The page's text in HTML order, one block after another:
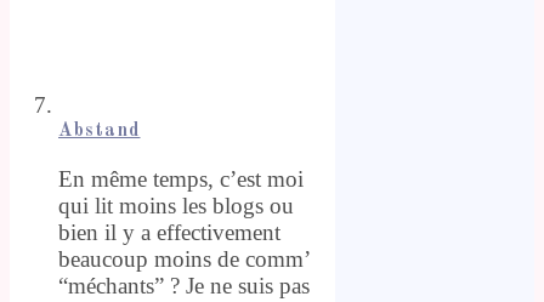
Abstand
En même temps, c’est moi
qui lit moins les blogs ou
bien il y a effectivement
beaucoup moins de comm’
“méchants” ? Je ne suis pas